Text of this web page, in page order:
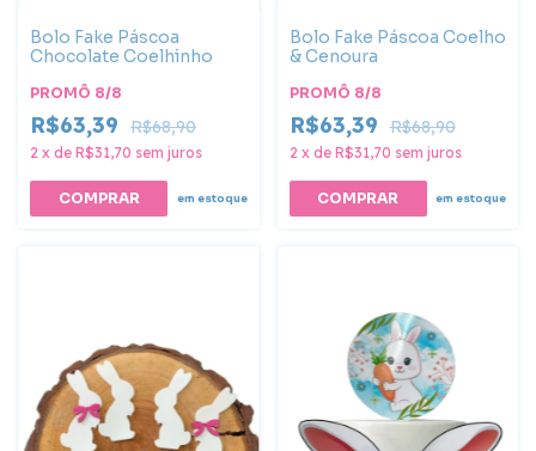
Bolo Fake Páscoa
Chocolate Coelhinho
PROMÔ 8/8
R$63,39 R$68,90
2 x de R$31,70 sem juros
em estoque
Bolo Fake Páscoa Coelho
& Cenoura
PROMÔ 8/8
R$63,39 R$68,90
2 x de R$31,70 sem juros
em estoque